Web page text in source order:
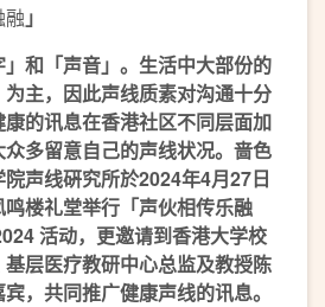
融 」
和「声音」。生活中大部份的
主，因此声线质素对沟通十分
的讯息在香港社区不同层面加
多留意自己的声线状况。 啬色
声线硏究所於2024年4月27日
楼礼堂举行 「声伙相传乐融
活动， 更邀请到香港大学校
层医疗教研中心总监及教授陈
宾， 共同推广健康声线的讯息。